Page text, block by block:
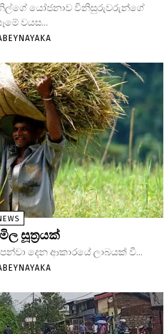
යෝජනාව විනිසුරුවරුන්ගේ
වයස...
සූත්‍රයක්
දෙන ආකාරයේ ලාබයක් වී...